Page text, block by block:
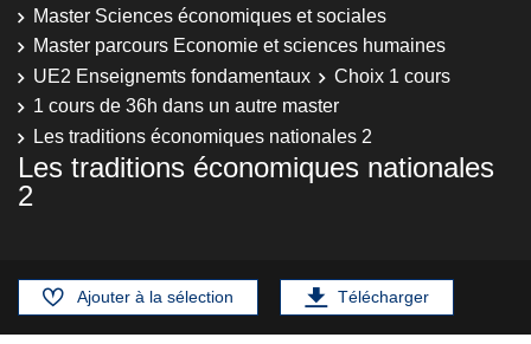
Master Sciences économiques et sociales
Master parcours Economie et sciences humaines
UE2 Enseignemts fondamentaux
Choix 1 cours
1 cours de 36h dans un autre master
Les traditions économiques nationales 2
Les traditions économiques nationales
2
Ajouter à la sélection Télécharger